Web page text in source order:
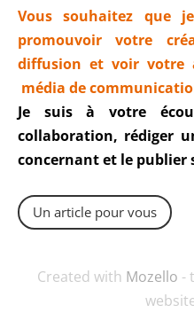
Vous souhaitez que
promouvoir votre
diffusion et voir votre
média de
Je suis à votre
collaboration, rédiger
concernant et le publier
Un article pour vous
Created with Mozello -